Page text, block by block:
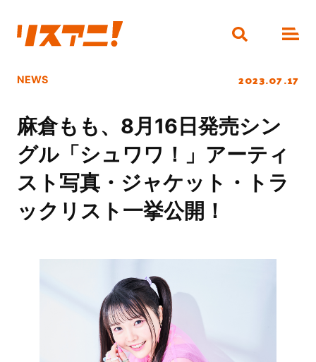
NEWS 2023.07.17
麻倉もも、8月16日発売シン
グル「シュワワ！」アーティ
スト写真・ジャケット・トラ
ックリスト一挙公開！